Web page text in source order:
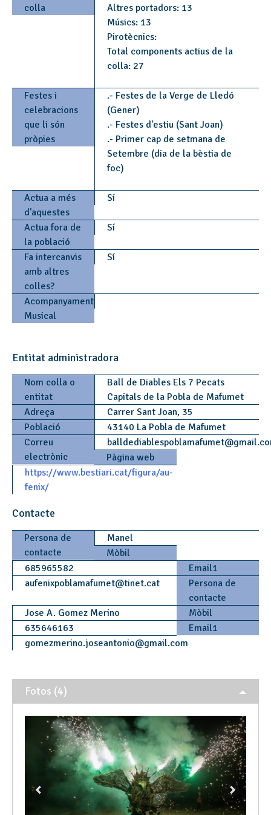
colla
Altres portadors: 13
Músics: 13
Pirotècnics:
Total components actius de la
colla: 27
Festes i
celebracions
que li són
pròpies
.- Festes de la Verge de Lledó
(Gener)
.- Festes d'estiu (Sant Joan)
.- Primer cap de setmana de
Setembre (dia de la bèstia de
foc)
Actua a més
d'aquestes
Sí
Actua fora de
la població
Sí
Fa intercanvis
amb altres
colles?
Sí
Acompanyament
Musical
Entitat administradora
Nom colla o
entitat
Ball de Diables Els 7 Pecats
Capitals de la Pobla de Mafumet
Adreça
Carrer Sant Joan, 35
Població
43140 La Pobla de Mafumet
Correu
electrònic
balldediablespoblamafumet@
Pàgina web
https://www.bestiari.cat/figura/au-
fenix/
Contacte
Persona de
contacte
Manel
Mòbil
685965582
Email1
aufenixpoblamafumet@tinet.cat
Persona de
contacte
Jose A. Gomez Merino
Mòbil
635646163
Email1
gomezmerino.joseantonio@gmail.com
Fotos (4)